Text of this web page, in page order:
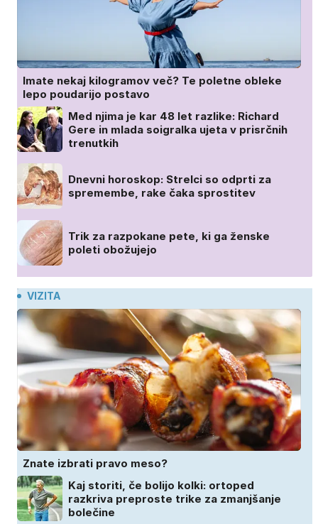
Imate nekaj kilogramov več? Te poletne obleke
lepo poudarijo postavo
Med njima je kar 48 let razlike: Richard
Gere in mlada soigralka ujeta v prisrčnih
trenutkih
Dnevni horoskop: Strelci so odprti za
spremembe, rake čaka sprostitev
Trik za razpokane pete, ki ga ženske
poleti obožujejo
VIZITA
Znate izbrati pravo meso?
Kaj storiti, če bolijo kolki: ortoped
razkriva preproste trike za zmanjšanje
bolečine